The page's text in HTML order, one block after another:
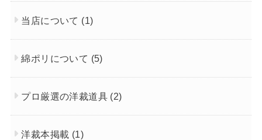
当店について (1)
綿ポリについて (5)
プロ厳選の洋裁道具 (2)
洋裁本掲載 (1)